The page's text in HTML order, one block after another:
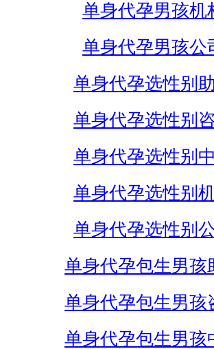
单身代孕男孩机
单身代孕男孩公
单身代孕选性别
单身代孕选性别
单身代孕选性别
单身代孕选性别
单身代孕选性别
单身代孕包生男孩
单身代孕包生男孩
单身代孕包生男孩